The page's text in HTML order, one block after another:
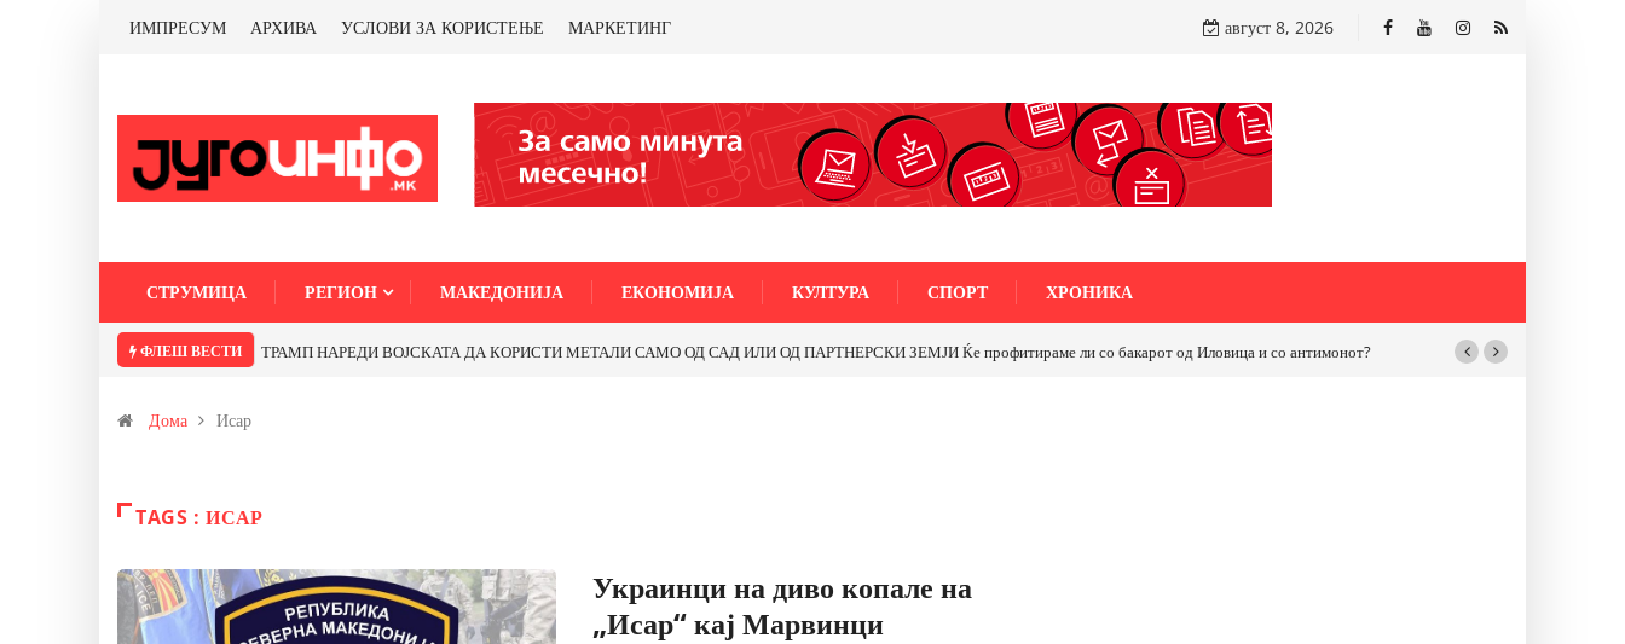
ИМПРЕСУМ АРХИВА УСЛОВИ ЗА КОРИСТЕЊЕ МАРКЕТИНГ август 8, 2026
СТРУМИЦА РЕГИОН МАКЕДОНИЈА ЕКОНОМИЈА КУЛТУРА СПОРТ ХРОНИКА
ФЛЕШ ВЕСТИ ТРАМП НАРЕДИ ВОЈСКАТА ДА КОРИСТИ МЕТАЛИ САМО ОД САД ИЛИ ОД ПАРТНЕРСКИ ЗЕМЈИ Ќе профитираме ли со бакарот од Иловица и со антимонот?
Дома Исар
TAGS : ИСАР
Украинци на диво копале на
„Исар“ кај Марвинци